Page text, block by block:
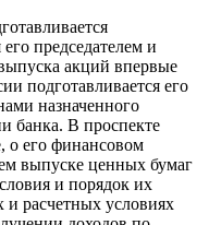
председателем и
акций впервые
подготавливается его
назначенного
банка. В проспекте
о его финансовом
выпуске ценных бумаг
и порядок их
и расчетных условиях